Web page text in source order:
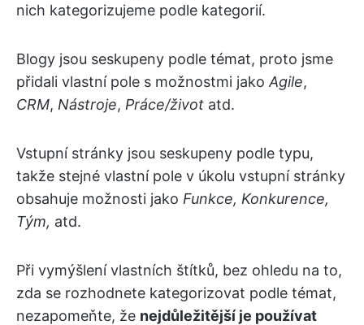
nich kategorizujeme podle kategorií.
Blogy jsou seskupeny podle témat, proto jsme
přidali vlastní pole s možnostmi jako Agile,
CRM, Nástroje, Práce/život atd.
Vstupní stránky jsou seskupeny podle typu,
takže stejné vlastní pole v úkolu vstupní stránky
obsahuje možnosti jako Funkce, Konkurence,
Tým, atd.
Při vymýšlení vlastních štítků, bez ohledu na to,
zda se rozhodnete kategorizovat podle témat,
nezapomeňte, že nejdůležitější je používat